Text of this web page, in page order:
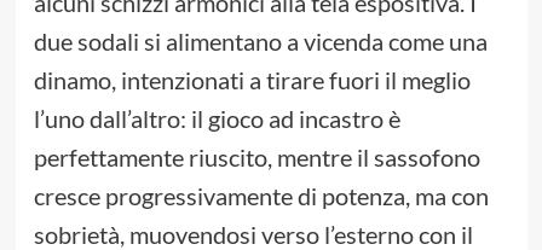
due sodali si alimentano a vicenda come una
dinamo, intenzionati a tirare fuori il meglio
l’uno dall’altro: il gioco ad incastro è
perfettamente riuscito, mentre il sassofono
cresce progressivamente di potenza, ma con
sobrietà, muovendosi verso l’esterno con il